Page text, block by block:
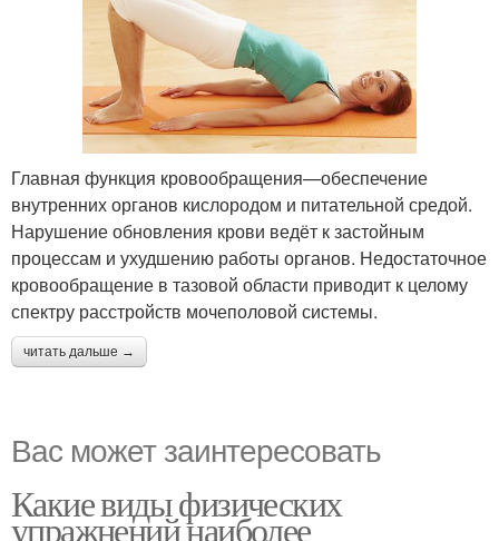
Главная функция кровообращения—обеспечение
внутренних органов кислородом и питательной средой.
Нарушение обновления крови ведёт к застойным
процессам и ухудшению работы органов. Недостаточное
кровообращение в тазовой области приводит к целому
спектру расстройств мочеполовой системы.
читать дальше →
Вас может заинтересовать
Какие виды физических
упражнений наиболее